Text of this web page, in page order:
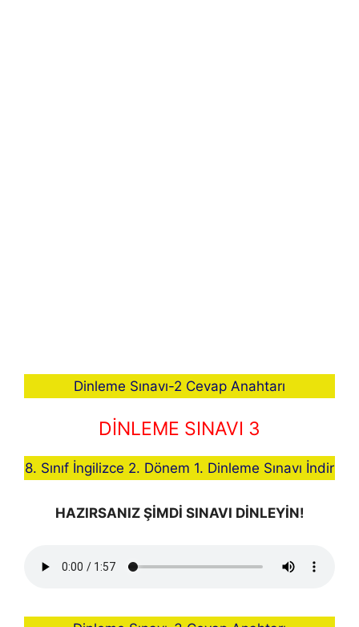
Dinleme Sınavı-2 Cevap Anahtarı
DİNLEME SINAVI 3
8. Sınıf İngilizce 2. Dönem 1. Dinleme Sınavı İndir
HAZIRSANIZ ŞİMDİ SINAVI DİNLEYİN!